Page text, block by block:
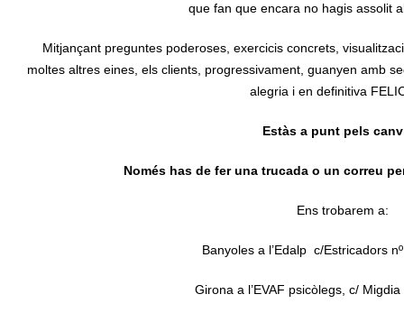
que fan que encara no hagis assolit
Mitjançant preguntes poderoses, exercicis concrets,
moltes altres eines, els clients, progressivament, guanyen amb
alegria i en definitiva
Estàs a punt pels
Només has de fer una trucada o un correu
Ens trobarem a:
Banyoles a l’Edalp c/Estricadors
Girona a l’EVAF psicòlegs, c/